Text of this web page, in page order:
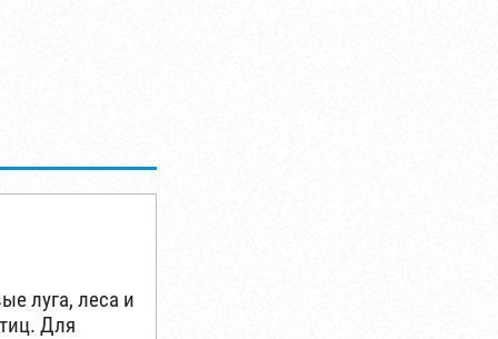
луга, леса и
Для